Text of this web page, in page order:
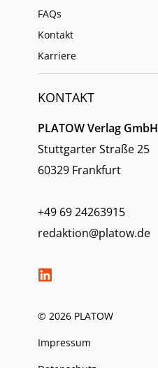
FAQs
Kontakt
Karriere
KONTAKT
PLATOW Verlag GmbH
Stuttgarter Straße 25
60329 Frankfurt
+49 69 24263915
redaktion@platow.de
© 2026 PLATOW
Impressum